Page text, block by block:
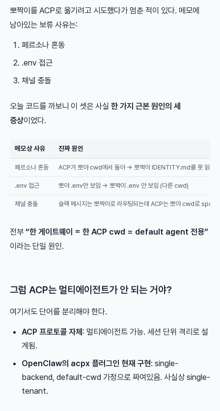
뽀짝이를 ACP로 옮기려고 시도했다가 멈춘 적이 있다. 메모에
남아있는 보류 사유는:
페르소나 혼동
.env 접근
채널 충돌
오늘 코드를 까보니 이 셋은 사실 한 가지 근본 원인의 세
증상이었다.
메모상 사유 진짜 원인
페르소나 혼동 ACP가 뽀야 cwd에서 돌아 → 뽀짝이 IDENTITY.md를 못 읽음
.env 접근 뽀야 .env만 보임 → 뽀짝이 .env 안 보임 (다른 cwd)
채널 충돌 슬랙 메시지는 뽀짝이로 라우팅되는데 ACP는 뽀야 cwd로 spawn
전부 “한 게이트웨이 = 한 ACP cwd = default agent 전용”
이라는 단일 원인.
그럼 ACP는 멀티에이전트가 안 되는 거야?
여기서도 단어를 분리해야 한다.
ACP 프로토콜 자체 : 멀티에이전트 가능. 세션 단위 격리로 설
계됨.
OpenClaw의 acpx 플러그인 현재 구현: single-
backend, default-cwd 가정으로 짜여있음. 사실상 single-
tenant.